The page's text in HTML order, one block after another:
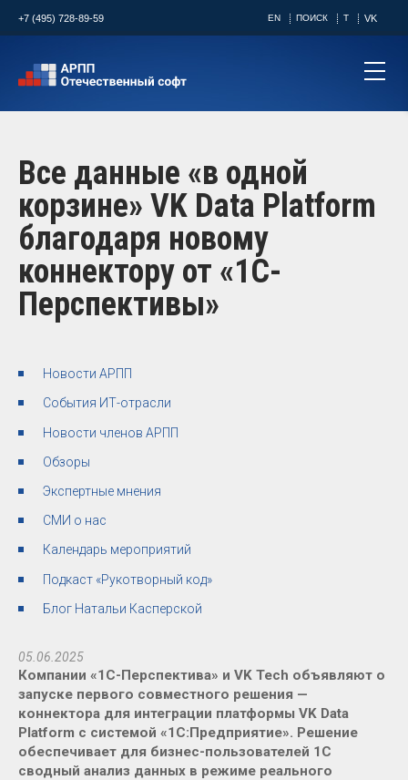
+7 (495) 728-89-59 EN ПОИСК T VK
Все данные «в одной
корзине» VK Data Platform
благодаря новому
коннектору от «1С-
Перспективы»
Новости АРПП
События ИТ-отрасли
Новости членов АРПП
Обзоры
Экспертные мнения
СМИ о нас
Календарь мероприятий
Подкаст «Рукотворный код»
Блог Натальи Касперской
05.06.2025
Компании «1С-Перспектива» и VK Tech объявляют о
запуске первого совместного решения —
коннектора для интеграции платформы VK Data
Platform с системой «1С:Предприятие». Решение
обеспечивает для бизнес-пользователей 1С
сводный анализ данных в режиме реального